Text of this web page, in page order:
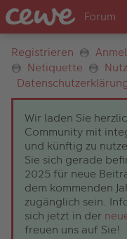
Registrieren
Netiquette
Wir laden Sie
Community mit
und künftig zu
Sie sich gerade
2025 für neue
dem kommenden
zugänglich sein.
sich jetzt in der
freuen uns auf Sie!